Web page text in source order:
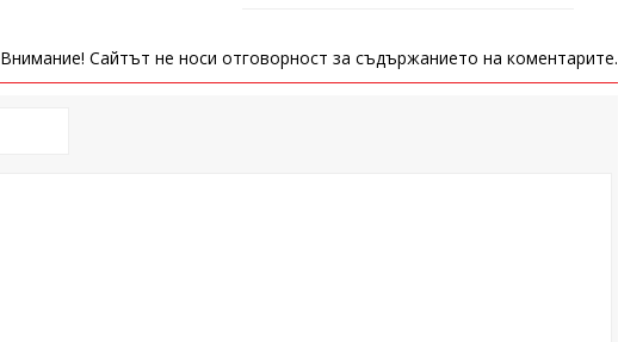
Внимание! Сайтът не носи отговорност за съдържанието на коментарите.